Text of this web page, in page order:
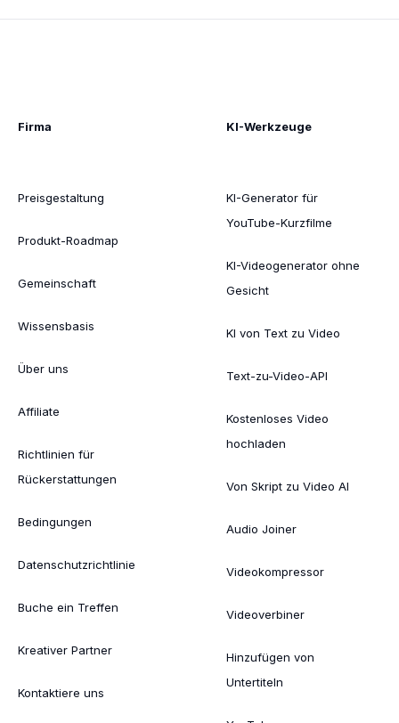
Firma
Preisgestaltung
Produkt-Roadmap
Gemeinschaft
Wissensbasis
Über uns
Affiliate
Richtlinien für
Rückerstattungen
Bedingungen
Datenschutzrichtlinie
Buche ein Treffen
Kreativer Partner
Kontaktiere uns
KI-Werkzeuge
KI-Generator für
YouTube-Kurzfilme
KI-Videogenerator ohne
Gesicht
KI von Text zu Video
Text-zu-Video-API
Kostenloses Video
hochladen
Von Skript zu Video AI
Audio Joiner
Videokompressor
Videoverbiner
Hinzufügen von
Untertiteln